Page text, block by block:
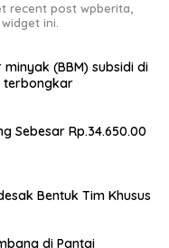
recent post wpberita,
ini.
(BBM) subsidi di
terbongkar
Sebesar Rp.34.650.00
Bentuk Tim Khusus
di Pantai